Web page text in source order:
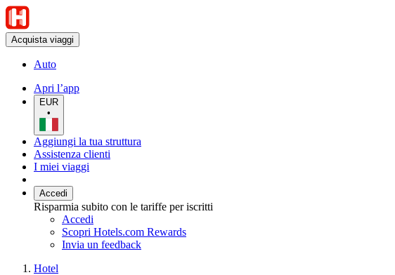
Acquista viaggi
Auto
Apri l’app
EUR
•
Aggiungi la tua struttura
Assistenza clienti
I miei viaggi
Accedi
Risparmia subito con le tariffe per iscritti
Accedi
Scopri Hotels.com Rewards
Invia un feedback
Hotel